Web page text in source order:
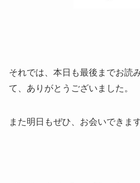
それでは、本日も最後までお読
て、ありがとうございました。
また明日もぜひ、お会いできま